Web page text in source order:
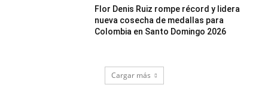
Flor Denis Ruiz rompe récord y lidera
nueva cosecha de medallas para
Colombia en Santo Domingo 2026
Cargar más